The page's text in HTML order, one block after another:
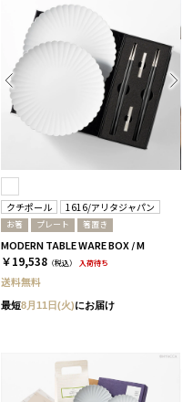
クチポール 1616/アリタジャパン
お箸 プレート 箸置き
MODERN TABLE WARE BOX / M
￥19,538 （税込） 入荷待ち
送料無料
最短8月11日(火)にお届け